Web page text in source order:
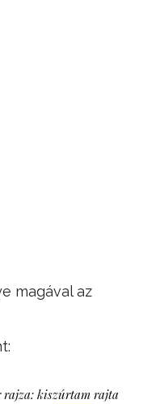
magával az
kiszúrtam rajta